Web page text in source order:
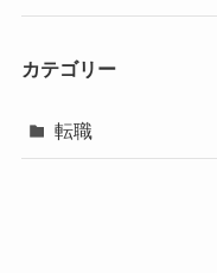
カテゴリー
転職